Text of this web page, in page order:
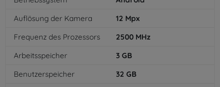
Auflösung der Kamera
12 Mpx
Frequenz des Prozessors
2500 MHz
Arbeitsspeicher
3 GB
Benutzerspeicher
32 GB